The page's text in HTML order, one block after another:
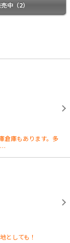
中（2）
倉庫もあります。多
…
としても！